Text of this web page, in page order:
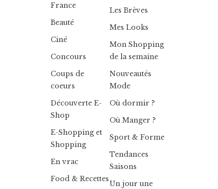
France
Beauté
Ciné
Concours
Coups de
coeurs
Découverte E-
Shop
E-Shopping et
Shopping
En vrac
Food & Recettes
Les Brèves
Mes Looks
Mon Shopping
de la semaine
Nouveautés
Mode
Où dormir ?
Où Manger ?
Sport & Forme
Tendances
Saisons
Un jour une